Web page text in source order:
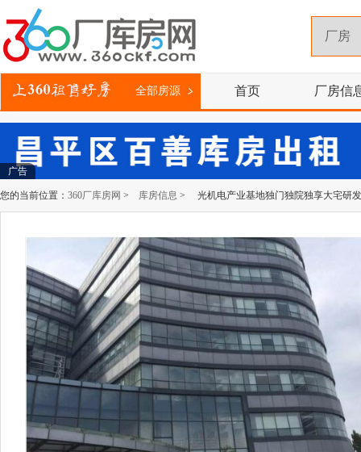
全部房源 首页 厂房信
广告
您的当前位置： 360厂库房网 > 库房信息 > 光机电产业基地独门独院独享大宅研